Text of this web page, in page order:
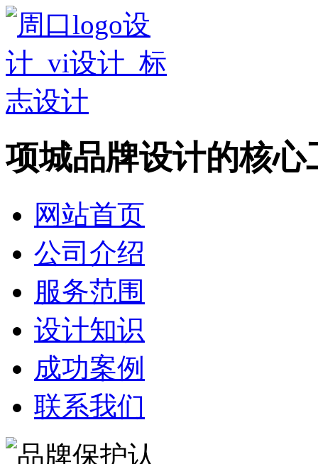
项城品牌设计的核
网站首页
公司介绍
服务范围
设计知识
成功案例
联系我们